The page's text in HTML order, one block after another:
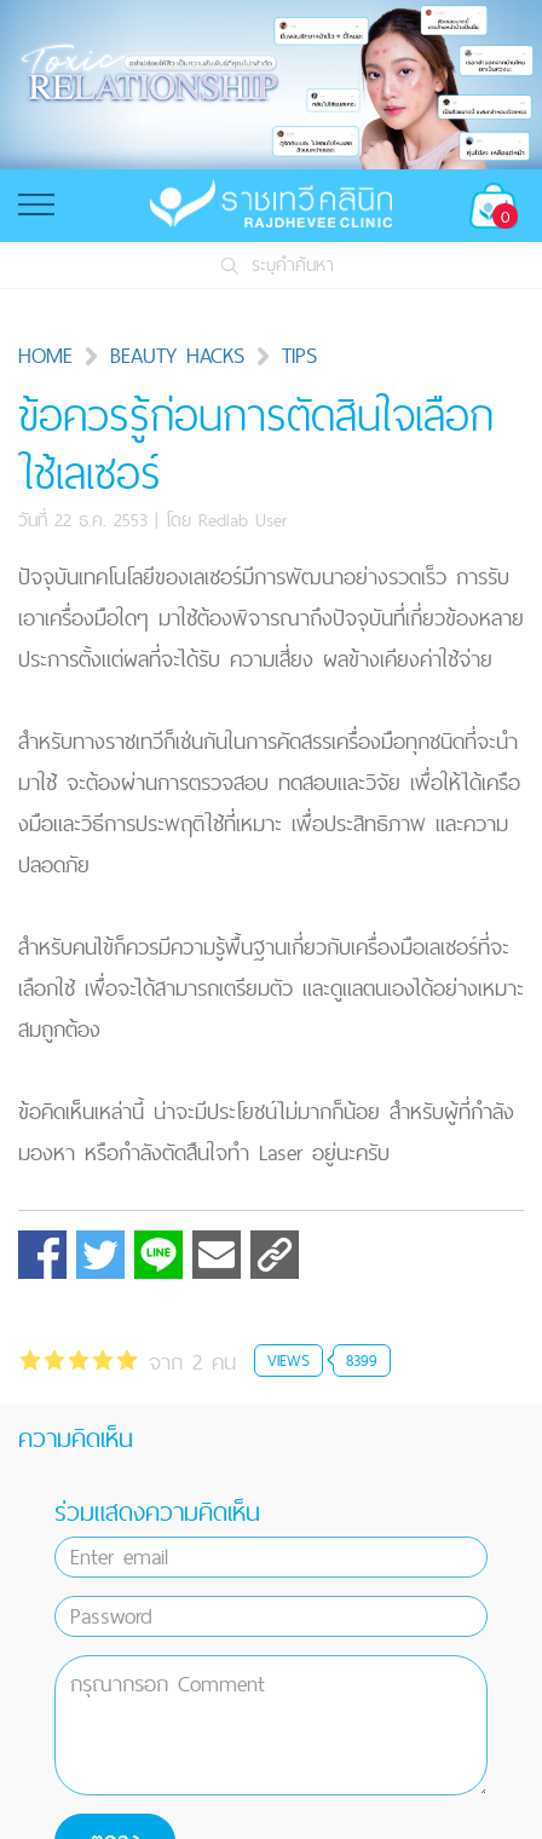
0
ระบุคำค้นหา
HOME BEAUTY HACKS TIPS
ข้อควรรู้ก่อนการตัดสินใจเลือก
ใช้เลเซอร์
วันที่ 22 ธ.ค. 2553 | โดย Redlab User
ปัจจุบันเทคโนโลยีของเลเซอร์มีการพัฒนาอย่างรวดเร็ว การรับ
เอาเครื่องมือใดๆ มาใช้ต้องพิจารณาถึงปัจจุบันที่เกี่ยวข้องหลาย
ประการตั้งแต่ผลที่จะได้รับ ความเสี่ยง ผลข้างเคียงค่าใช้จ่าย
สำหรับทางราชเทวีก็เช่นกันในการคัดสรรเครื่องมือทุกชนิดที่จะนำ
มาใช้ จะต้องผ่านการตรวจสอบ ทดสอบและวิจัย เพื่อให้ได้เครือ
งมือและวิธีการประพฤติใช้ที่เหมาะ เพื่อประสิทธิภาพ และความ
ปลอดภัย
สำหรับคนไข้ก็ควรมีความรู้พื้นฐานเกี่ยวกับเครื่องมือเลเซอร์ที่จะ
เลือกใช้ เพื่อจะได้สามารถเตรียมตัว และดูแลตนเองได้อย่างเหมาะ
สมถูกต้อง
ข้อคิดเห็นเหล่านี้ น่าจะมีประโยชน์ไม่มากก็น้อย สำหรับผู้ที่กำลัง
มองหา หรือกำลังตัดสืนใจทำ Laser อยู่นะครับ
จาก 2 คน VIEWS 8399
ความคิดเห็น
ร่วมแสดงความคิดเห็น